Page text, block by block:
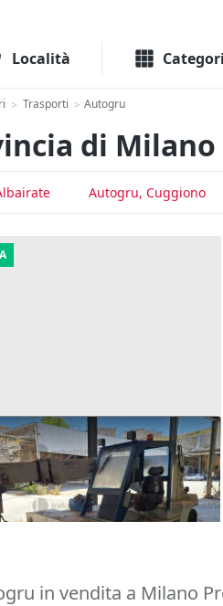
Località
> Trasporti > Autogru
di Milano
Autogru, Cuggiono
Gru semovente Sard D90
(Trapani)
€
in vendita a Milano